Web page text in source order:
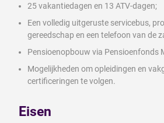
25 vakantiedagen en 13 ATV-dagen;
Een volledig uitgeruste servicebus,
gereedschap en een telefoon van de
Pensioenopbouw via Pensioenfonds
Mogelijkheden om opleidingen en
certificeringen te volgen.
Eisen